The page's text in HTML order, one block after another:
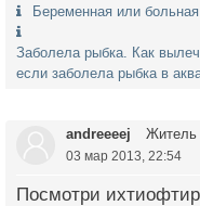
Беременная или
Заболела рыбка. Как
если заболела рыбка в
andreeeej Житель
03 мар 2013, 22:54
Посмотри